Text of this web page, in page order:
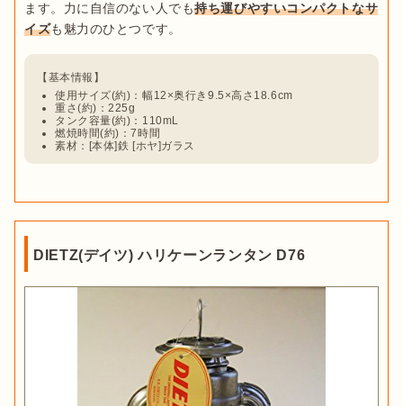
Amazon で見る 楽天市場 で見る
虫よけ効果のあるハーブエキスが入っているパラフィンオイ
ルです。サイト全体を明るくともしつつ虫よけができるの
で、虫の多い季節に活躍します。ハーブの爽やかな香りが楽
ます。力に自信のない人でも持ち運びやすいコンパクトなサ
イズ
使用サイズ(約)：幅12×奥行き9.5×高さ18.6cm
重さ(約)：225g
タンク容量(約)：110mL
燃焼時間(約)：7時間
素材：[本体]鉄 [ホヤ]ガラス
DIETZ(デイツ) ハリケーンランタン D76